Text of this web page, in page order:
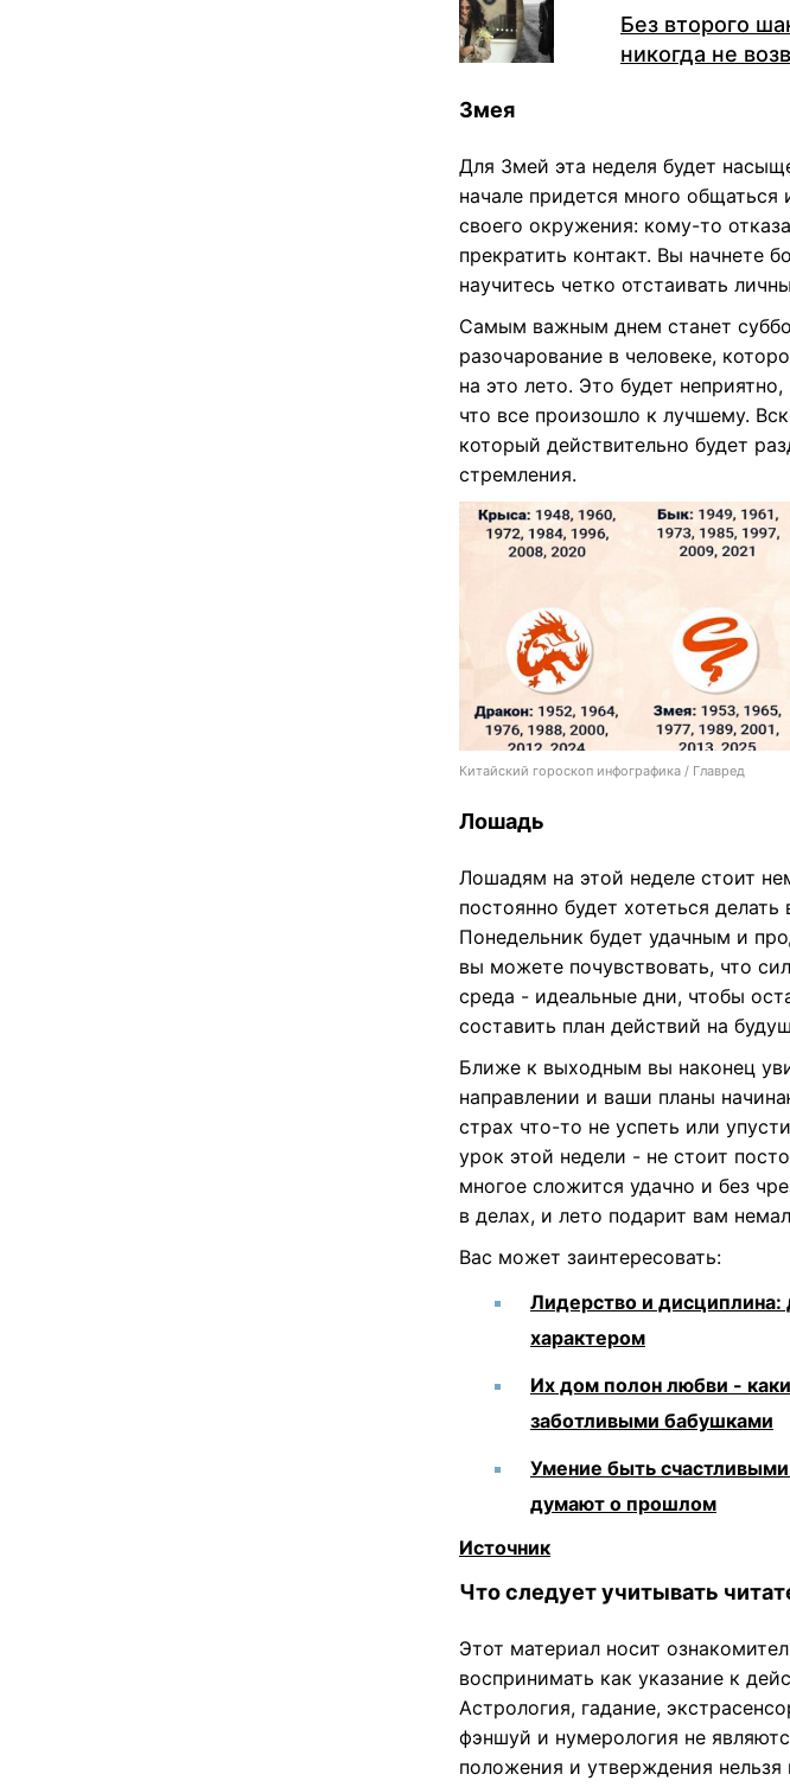
Без второго
никогда не
Змея
Для Змей эта неделя будет
начале придется много
своего окружения: кому-то
прекратить контакт. Вы начнете
научитесь четко отстаивать
Самым важным днем станет
разочарование в человеке,
на это лето. Это будет
что все произошло к лучшему.
который действительно будет
стремления.
Китайский гороскоп инфографика / Главред
Лошадь
Лошадям на этой неделе стоит
постоянно будет хотеться
Понедельник будет удачным и
вы можете почувствовать, что
среда - идеальные дни, чтобы
составить план действий на
Ближе к выходным вы наконец
направлении и ваши планы
страх что-то не успеть или
урок этой недели - не стоит
многое сложится удачно и без
в делах, и лето подарит вам
Вас может заинтересовать:
Лидерство и
характером
Их дом полон любви -
заботливыми бабушками
Умение быть
думают о прошлом
Источник
Что следует учитывать
Этот материал носит
воспринимать как указание к
Астрология, гадание,
фэншуй и нумерология не
положения и утверждения